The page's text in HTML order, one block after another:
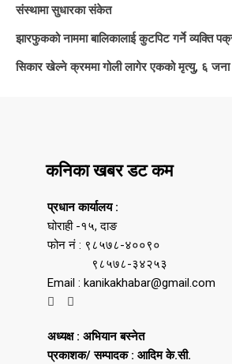
संस्थामा सुधारका संकेत
झारफुकको नाममा बालिकालाई कुटपिट गर्ने व्यक्ति
सिकार खेल्ने क्रममा गोली लागेर एकको मृत्यु, ६
कनिका खबर डट कम
प्रधान कार्यालय :
घोराही -१५, दाङ
फोन नं : ९८५७८-४००९०
९८५७८-३४२५३
Email : kanikakhabar@gmail.com
अध्यक्ष : अभियान बस्नेत
प्रकाशक/ सम्पादक : आदिम के.सी.